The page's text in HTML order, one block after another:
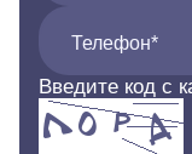
Телефон*
Введите код с